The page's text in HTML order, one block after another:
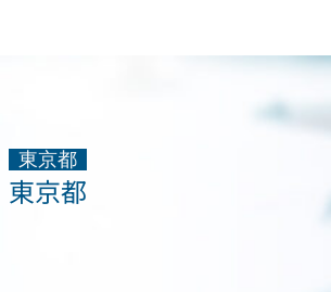
東京都
東京都